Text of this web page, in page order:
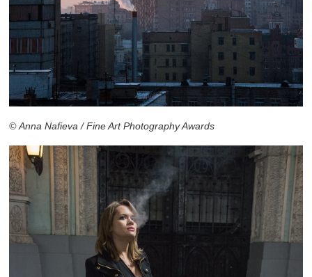
© Anna Nafieva / Fine Art Photography Awards